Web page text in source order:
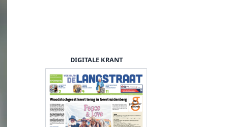
DIGITALE KRANT